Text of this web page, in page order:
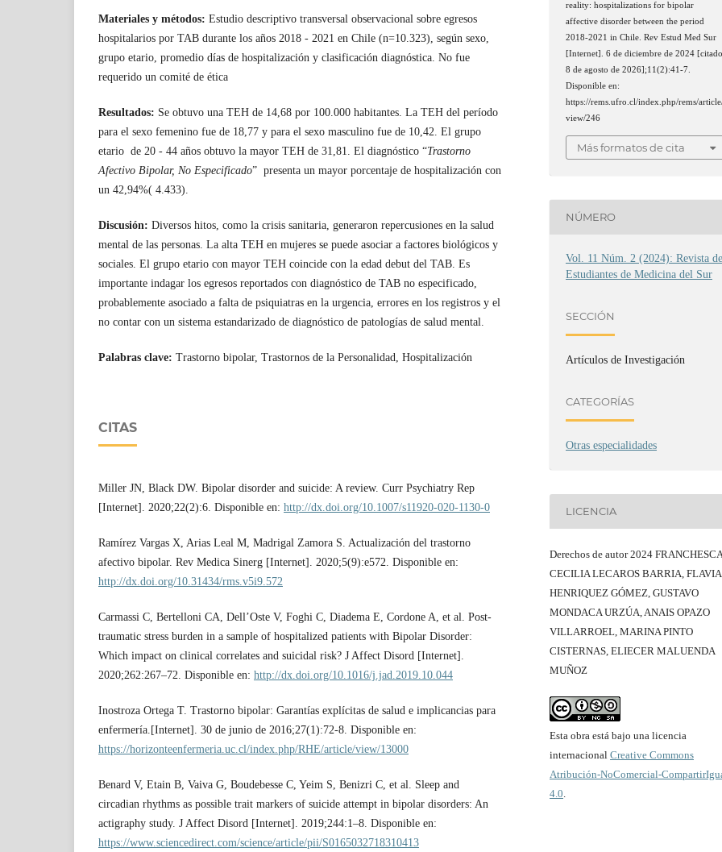
Materiales y métodos: Estudio descriptivo transversal observacional sobre egresos
hospitalarios por TAB durante los años 2018 - 2021 en Chile (n=10.323), según sexo,
grupo etario, promedio días de hospitalización y clasificación diagnóstica. No fue
requerido un comité de ética
Resultados: Se obtuvo una TEH de 14,68 por 100.000 habitantes. La TEH del período
para el sexo femenino fue de 18,77 y para el sexo masculino fue de 10,42. El grupo
etario de 20 - 44 años obtuvo la mayor TEH de 31,81. El diagnóstico “Trastorno
Afectivo Bipolar, No Especificado” presenta un mayor porcentaje de hospitalización con
un 42,94%( 4.433).
Discusión: Diversos hitos, como la crisis sanitaria, generaron repercusiones en la salud
mental de las personas. La alta TEH en mujeres se puede asociar a factores biológicos y
sociales. El grupo etario con mayor TEH coincide con la edad debut del TAB. Es
importante indagar los egresos reportados con diagnóstico de TAB no especificado,
probablemente asociado a falta de psiquiatras en la urgencia, errores en los registros y el
no contar con un sistema estandarizado de diagnóstico de patologías de salud mental.
Palabras clave: Trastorno bipolar, Trastornos de la Personalidad, Hospitalización
CITAS
Miller JN, Black DW. Bipolar disorder and suicide: A review. Curr Psychiatry Rep
[Internet]. 2020;22(2):6. Disponible en: http://dx.doi.org/10.1007/s11920-020-1130-0
Ramírez Vargas X, Arias Leal M, Madrigal Zamora S. Actualización del trastorno
afectivo bipolar. Rev Medica Sinerg [Internet]. 2020;5(9):e572. Disponible en:
http://dx.doi.org/10.31434/rms.v5i9.572
Carmassi C, Bertelloni CA, Dell’Oste V, Foghi C, Diadema E, Cordone A, et al. Post-
traumatic stress burden in a sample of hospitalized patients with Bipolar Disorder:
Which impact on clinical correlates and suicidal risk? J Affect Disord [Internet].
2020;262:267–72. Disponible en: http://dx.doi.org/10.1016/j.jad.2019.10.044
Inostroza Ortega T. Trastorno bipolar: Garantías explícitas de salud e implicancias para
enfermería.[Internet]. 30 de junio de 2016;27(1):72-8. Disponible en:
https://horizonteenfermeria.uc.cl/index.php/RHE/article/view/13000
Benard V, Etain B, Vaiva G, Boudebesse C, Yeim S, Benizri C, et al. Sleep and
circadian rhythms as possible trait markers of suicide attempt in bipolar disorders: An
actigraphy study. J Affect Disord [Internet]. 2019;244:1–8. Disponible en:
https://www.sciencedirect.com/science/article/pii/S0165032718310413
reality: hospitalizations for bipolar
affective disorder between the period
2018-2021 in Chile. Rev Estud Med Sur
[Internet]. 6 de diciembre de 2024
8 de agosto de 2026];11(2):41-7.
Disponible en:
https://rems.ufro.cl/index.php/rems/
view/246
Más formatos de cita
NÚMERO
Vol. 11 Núm. 2 (2024): Revista
Estudiantes de Medicina del Sur
SECCIÓN
Artículos de Investigación
CATEGORÍAS
Otras especialidades
LICENCIA
Derechos de autor 2024 FRANCHESCA
CECILIA LECAROS BARRIA, FLAVIA
HENRIQUEZ GÓMEZ, GUSTAVO
MONDACA URZÚA, ANAIS OPAZO
VILLARROEL, MARINA PINTO
CISTERNAS, ELIECER MALUENDA
MUÑOZ
Esta obra está bajo una licencia
internacional Creative Commons
Atribución-NoComercial-
4.0